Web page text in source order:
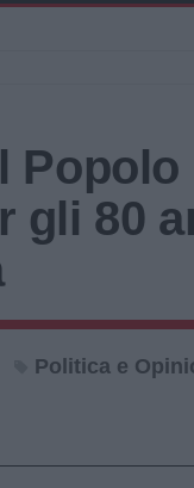
Popolo
gli 80
Politica e